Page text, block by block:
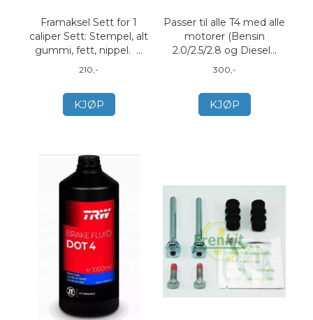
Framaksel Sett for 1
caliper Sett: Stempel, alt
gummi, fett, nippel. ...
210,-
KJØP
Passer til alle T4 med alle
motorer (Bensin
2.0/2.5/2.8 og Diesel...
300,-
KJØP